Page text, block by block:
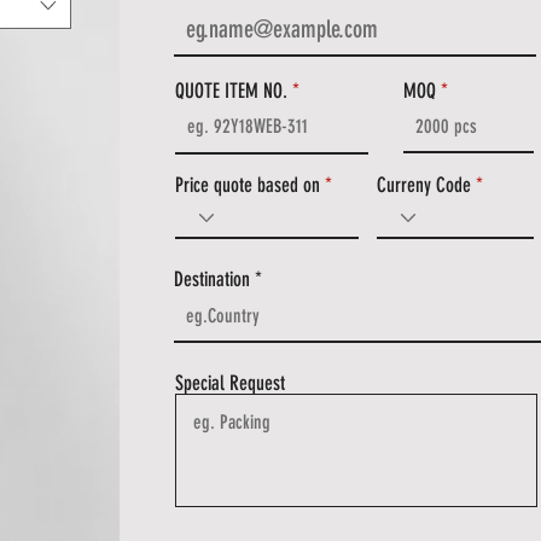
QUOTE ITEM NO.
Price quote based on
MOQ
Curreny Code
Destination
Special Request